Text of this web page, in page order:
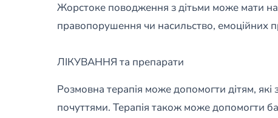
Жорстоке поводження з дітьми може мати
правопорушення чи насильство, емоційних
ЛІКУВАННЯ та препарати
Розмовна терапія може допомогти дітям,
почуттями. Терапія також може допомогти